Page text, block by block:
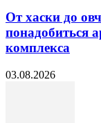
От хаски до
понадобиться
комплекса
03.08.2026